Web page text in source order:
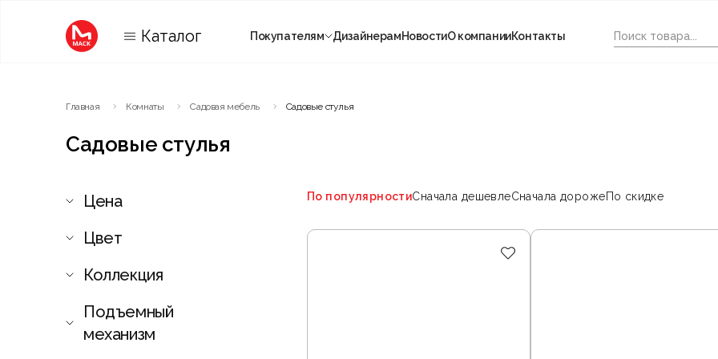
Каталог Покупателям ДизайнерамНовостиО компанииКонтакты
Главная Комнаты Садовая мебель Садовые стулья
Садовые стулья
Цена
Цвет
Коллекция
Подъемный
механизм
По популярностиСначала дешевлеСначала дорожеПо скидке